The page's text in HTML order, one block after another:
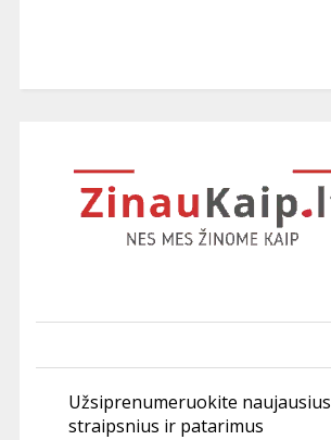
Užsiprenumeruokite naujausius
straipsnius ir patarimus